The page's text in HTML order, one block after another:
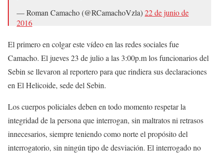
— Roman Camacho (@RCamachoVzla)22 de junio de
2016
El primero en colgar este vídeo en las redes sociales fue
Camacho. El jueves 23 de julio a las 3:00p.m los funcionarios del
Sebin se llevaron al reportero para que rindiera sus declaraciones
en El Helicoide, sede del Sebin.
Los cuerpos policiales deben en todo momento respetar la
integridad de la persona que interrogan, sin maltratos ni retrasos
innecesarios, siempre teniendo como norte el propósito del
interrogatorio, sin ningún tipo de desviación. El interrogado no